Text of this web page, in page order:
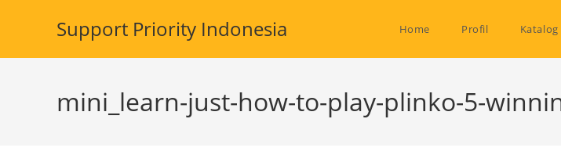
Support Priority Indonesia Home Profil Katalog
mini_learn-just-how-to-play-plinko-5-